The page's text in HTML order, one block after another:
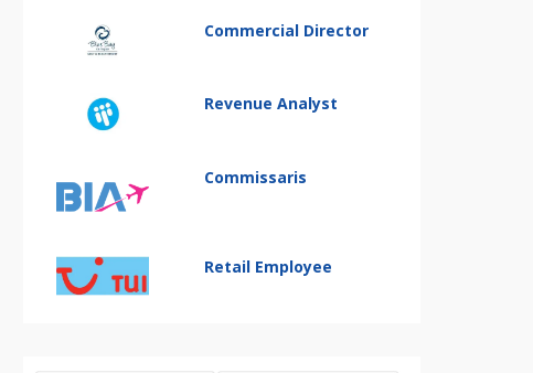
Commercial Director
Revenue Analyst
Commissaris
Retail Employee